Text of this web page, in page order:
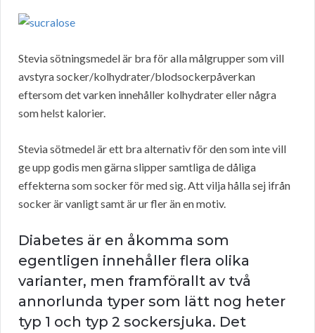
Stevia sötningsmedel är bra för alla målgrupper som vill
avstyra socker/kolhydrater/blodsockerpåverkan
eftersom det varken innehåller kolhydrater eller några
som helst kalorier.
Stevia sötmedel är ett bra alternativ för den som inte vill
ge upp godis men gärna slipper samtliga de dåliga
effekterna som socker för med sig. Att vilja hålla sej ifrån
socker är vanligt samt är ur fler än en motiv.
Diabetes är en åkomma som
egentligen innehåller flera olika
varianter, men framförallt av två
annorlunda typer som lätt nog heter
typ 1 och typ 2 sockersjuka. Det